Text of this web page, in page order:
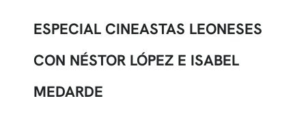
ESPECIAL CINEASTAS LEONESES
CON NÉSTOR LÓPEZ E ISABEL
MEDARDE